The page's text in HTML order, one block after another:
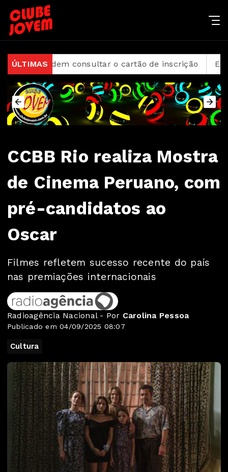
ÚLTIMAS
podem consultar o cartão de inscrição Estado de
CCBB Rio realiza Mostra
de Cinema Peruano, com
pré-candidatos ao
Oscar
Filmes refletem sucesso recente do país
nas premiações internacionais
Radioagência Nacional - Por Carolina Pessoa
Publicado em 04/09/2025 08:07
Cultura